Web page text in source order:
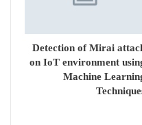
Detection of Mirai
on IoT environment
Machine